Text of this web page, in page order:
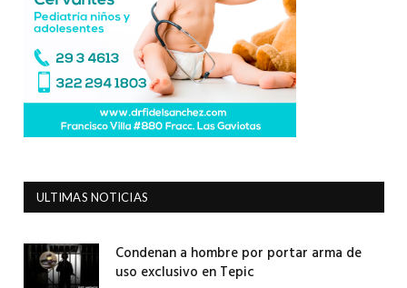
ULTIMAS NOTICIAS
Condenan a hombre por portar arma de
uso exclusivo en Tepic